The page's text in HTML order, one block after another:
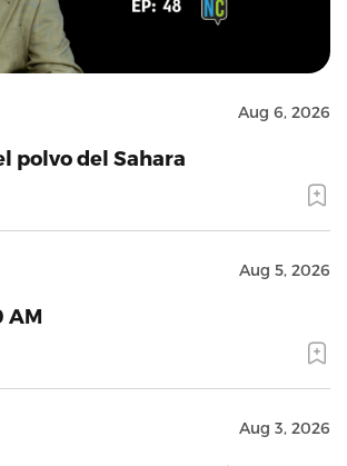
Aug 6, 2026
polvo del Sahara
Aug 5, 2026
AM
Aug 3, 2026